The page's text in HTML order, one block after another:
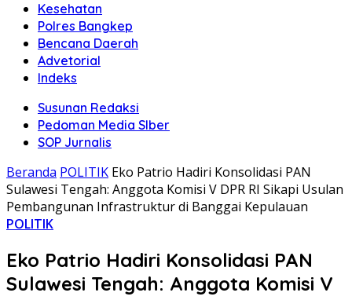
Kesehatan
Polres Bangkep
Bencana Daerah
Advetorial
Indeks
Susunan Redaksi
Pedoman Media SIber
SOP Jurnalis
Beranda POLITIK Eko Patrio Hadiri Konsolidasi PAN
Sulawesi Tengah: Anggota Komisi V DPR RI Sikapi Usulan
Pembangunan Infrastruktur di Banggai Kepulauan
POLITIK
Eko Patrio Hadiri Konsolidasi PAN
Sulawesi Tengah: Anggota Komisi V